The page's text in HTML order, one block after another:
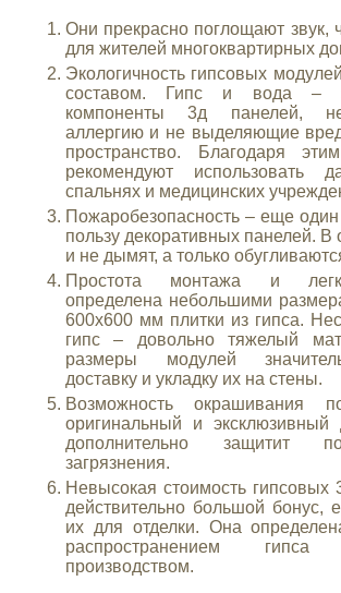
Они прекрасно поглощают звук,
для жителей многоквартирных
Экологичность гипсовых
составом. Гипс и вода –
компоненты 3д панелей,
аллергию и не выделяющие
пространство. Благодаря
рекомендуют использовать
спальнях и медицинских
Пожаробезопасность – еще
пользу декоративных панелей. В
и не дымят, а только
Простота монтажа и
определена небольшими
600х600 мм плитки из гипса.
гипс – довольно тяжелый
размеры модулей
доставку и укладку их на стены.
Возможность окрашивания
оригинальный и эксклюзивный
дополнительно защитит
загрязнения.
Невысокая стоимость гипсовых
действительно большой бонус,
их для отделки. Она
распространением
производством.
Дополнительные товары